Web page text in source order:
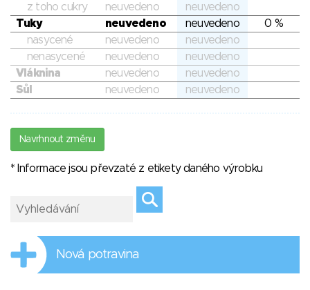
z toho cukry
neuvedeno
neuvedeno
Tuky
neuvedeno neuvedeno
0 %
nasycené
neuvedeno
neuvedeno
nenasycené
neuvedeno
neuvedeno
Vláknina
neuvedeno
neuvedeno
Sůl
neuvedeno neuvedeno
Navrhnout změnu
* Informace jsou převzaté z etikety daného výrobku
Nová potravina